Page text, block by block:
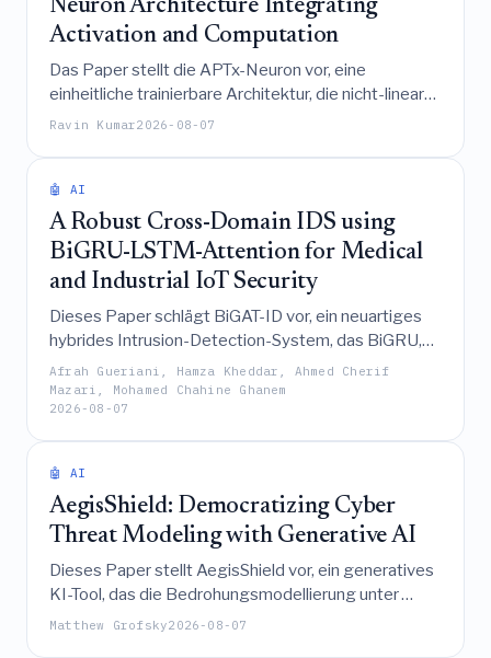
Neuron Architecture Integrating
Activation and Computation
Das Paper stellt die APTx-Neuron vor, eine
einheitliche trainierbare Architektur, die nicht-lineare
Aktivierung und lineare Transformation in einem
steigern, wobei sie auf dem MNIST-Datensatz eine
überlegene Leistung im Vergleich zu traditionellen
Neuronen demonstriert.
Ravin Kumar2026-08-07
🤖 AI
A Robust Cross-Domain IDS using
BiGRU-LSTM-Attention for Medical
and Industrial IoT Security
Dieses Paper schlägt BiGAT-ID vor, ein neuartiges
hybrides Intrusion-Detection-System, das BiGRU,
LSTM und Multi-Head-Attention-Mechanismen
kombiniert und eine robuste Cross-Domain-
Performance sowie hohe Effizienz bei der
Absicherung sowohl medizinischer als auch
Afrah Gueriani, Hamza Kheddar, Ahmed Cherif
Mazari, Mohamed Chahine Ghanem
2026-08-07
🤖 AI
AegisShield: Democratizing Cyber
Threat Modeling with Generative AI
Dieses Paper stellt AegisShield vor, ein generatives
KI-Tool, das die Bedrohungsmodellierung unter
Verwendung der STRIDE- und MITRE ATT&CK-
Matthew Grofsky2026-08-07